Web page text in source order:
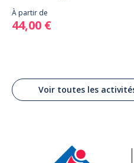
À partir de
44,00 €
Voir toutes les